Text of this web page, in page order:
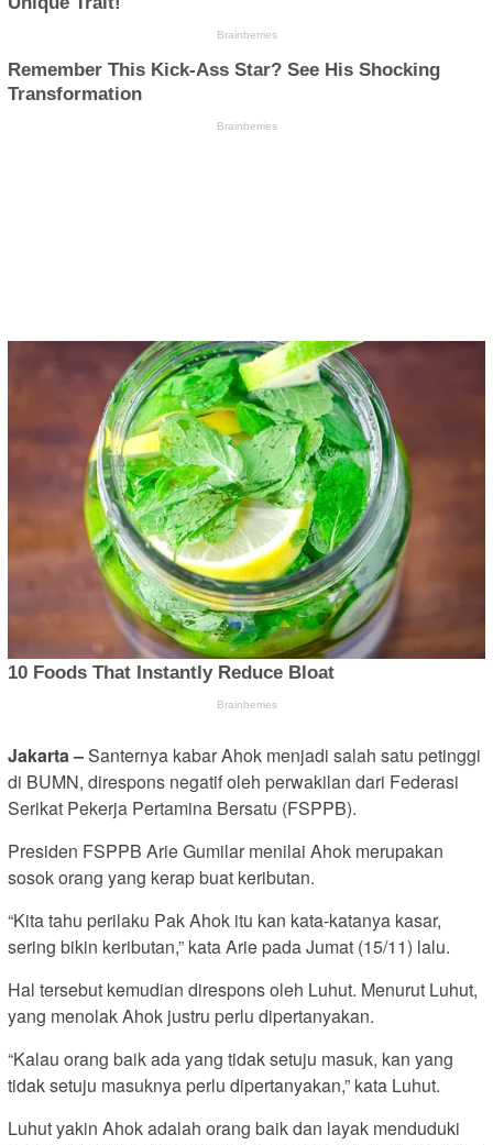
Jakarta –Santernya kabar Ahok menjadi salah satu petinggi
di BUMN, direspons negatif oleh perwakilan dari Federasi
Serikat Pekerja Pertamina Bersatu (FSPPB).
Presiden FSPPB Arie Gumilar menilai Ahok merupakan
sosok orang yang kerap buat keributan.
“Kita tahu perilaku Pak Ahok itu kan kata-katanya kasar,
sering bikin keributan,” kata Arie pada Jumat (15/11) lalu.
Hal tersebut kemudian direspons oleh Luhut. Menurut Luhut,
yang menolak Ahok justru perlu dipertanyakan.
“Kalau orang baik ada yang tidak setuju masuk, kan yang
tidak setuju masuknya perlu dipertanyakan,” kata Luhut.
Luhut yakin Ahok adalah orang baik dan layak menduduki